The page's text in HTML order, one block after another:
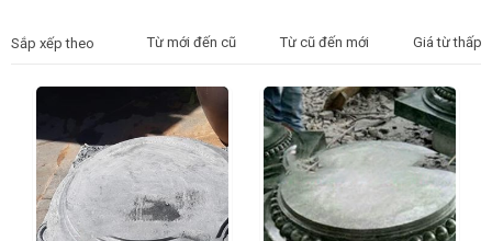
Sắp xếp theo Từ mới đến cũ Từ cũ đến mới Giá từ thấp